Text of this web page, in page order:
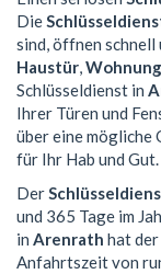
Die
sind, öffnen
Haustür,
Schlüsseldienst in
Ihrer Türen und
über eine mögliche
für Ihr Hab und Gut.
Der
und 365 Tage im
in Arenrath hat
Anfahrtszeit von